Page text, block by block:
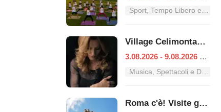
Sport, Tempo Libero e Divertimento nel Lazio
Village Celimontana: gli appuntamenti dal 3 al 9 agosto
3.08.2026 - 9.08.2026 |
Musica, Spettacoli e Danza nel Lazio
Roma c'è! Visite guidate (anche per bambini) dal 5 al 13 agosto 2026